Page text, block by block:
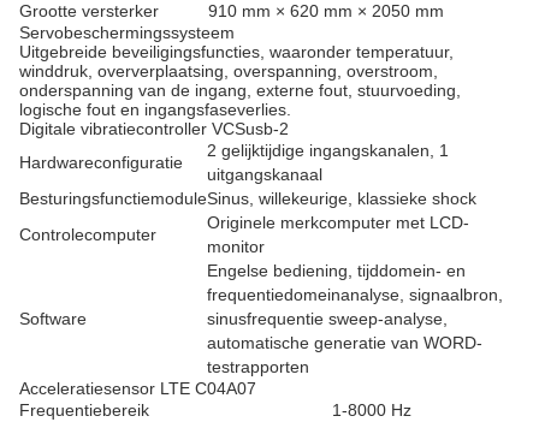
Grootte versterker
910 mm × 620 mm × 2050 mm
Servobeschermingssysteem
Uitgebreide beveiligingsfuncties, waaronder temperatuur,
winddruk, oververplaatsing, overspanning, overstroom,
onderspanning van de ingang, externe fout, stuurvoeding,
logische fout en ingangsfaseverlies.
Digitale vibratiecontroller VCSusb-2
Hardwareconfiguratie
2 gelijktijdige ingangskanalen, 1
uitgangskanaal
BesturingsfunctiemoduleSinus, willekeurige, klassieke shock
Controlecomputer
Originele merkcomputer met LCD-
monitor
Software
Engelse bediening, tijddomein- en
frequentiedomeinanalyse, signaalbron,
sinusfrequentie sweep-analyse,
automatische generatie van WORD-
testrapporten
Acceleratiesensor LTE C04A07
Frequentiebereik
1-8000 Hz